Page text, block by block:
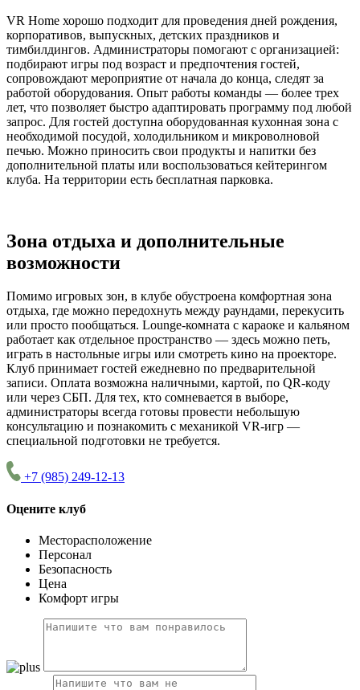
VR Home хорошо подходит для проведения дней рождения,
корпоративов, выпускных, детских праздников и
тимбилдингов. Администраторы помогают с организацией:
подбирают игры под возраст и предпочтения гостей,
сопровождают мероприятие от начала до конца, следят за
работой оборудования. Опыт работы команды — более трех
лет, что позволяет быстро адаптировать программу под любой
запрос. Для гостей доступна оборудованная кухонная зона с
необходимой посудой, холодильником и микроволновой
печью. Можно приносить свои продукты и напитки без
дополнительной платы или воспользоваться кейтерингом
клуба. На территории есть бесплатная парковка.
Зона отдыха и дополнительные
возможности
Помимо игровых зон, в клубе обустроена комфортная зона
отдыха, где можно передохнуть между раундами, перекусить
или просто пообщаться. Lounge-комната с караоке и кальяном
работает как отдельное пространство — здесь можно петь,
играть в настольные игры или смотреть кино на проекторе.
Клуб принимает гостей ежедневно по предварительной
записи. Оплата возможна наличными, картой, по QR-коду
или через СБП. Для тех, кто сомневается в выборе,
администраторы всегда готовы провести небольшую
консультацию и познакомить с механикой VR-игр —
специальной подготовки не требуется.
+7 (985) 249-12-13
Оцените клуб
Месторасположение
Персонал
Безопасность
Цена
Комфорт игры